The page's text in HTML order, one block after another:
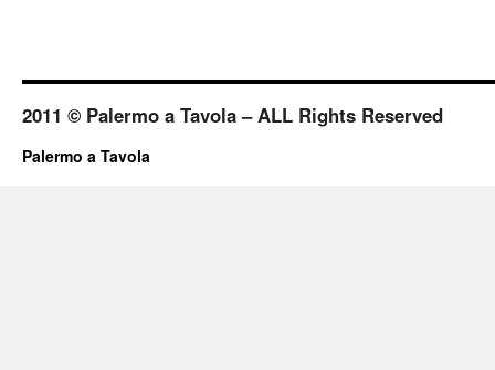
2011 © Palermo a Tavola – ALL Rights Reserved
Palermo a Tavola